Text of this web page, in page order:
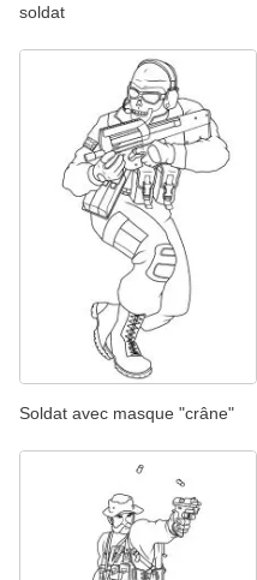
soldat
Soldat avec masque "crâne"